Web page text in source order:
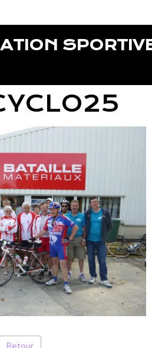
Retour